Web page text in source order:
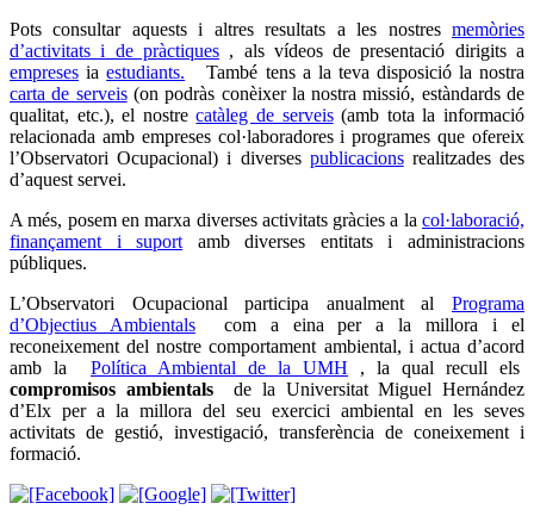
Pots consultar aquests i altres resultats a les nostres memòries
d’activitats i de pràctiques, als vídeos de presentació dirigits a
empreses iaestudiants. També tens a la teva disposició la nostra
carta de serveis(on podràs conèixer la nostra missió, estàndards de
qualitat, etc.), el nostrecatàleg de serveis(amb tota la informació
relacionada amb empreses col·laboradores i programes que ofereix
l’Observatori Ocupacional) i diverses publicacionsrealitzades des
d’aquest servei.
A més, posem en marxa diverses activitats gràcies a la col·laboració,
finançament i suport amb diverses entitats i administracions
públiques.
L’Observatori Ocupacional participa anualment al Programa
d’Objectius Ambientalscom a eina per a la millora i el
reconeixement del nostre comportament ambiental, i actua d’acord
amb la Política Ambiental de la UMH , la qual recull els
compromisos ambientalsde la Universitat Miguel Hernández
d’Elx per a la millora del seu exercici ambiental en les seves
activitats de gestió, investigació, transferència de coneixement i
formació.